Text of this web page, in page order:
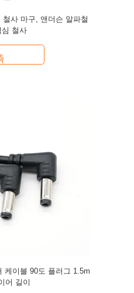
사 마구, 앤더슨 알파철
심 철사
케이블 90도 플러그 1.5m
어 길이